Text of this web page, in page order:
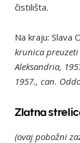
čistilišta.
Na kraju: Slava
krunica preuzeti
Aleksandria,
1957., can.
Zlatna
(ovaj pobožni